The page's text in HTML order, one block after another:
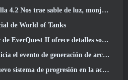
luz, monja-chuck, El baterista pionero y un emanador de euforia
de World of Tanks
detalles sobre el servidor de expansión con tiempo bloqueado
de generación de archboss doble
progresión en la actualización de la temporada SS4